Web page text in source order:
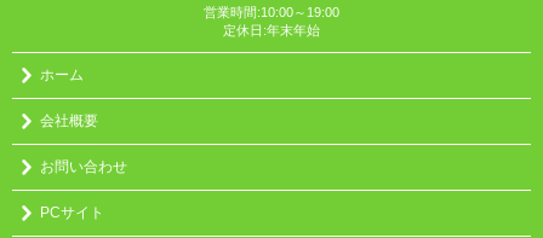
営業時間:10:00～19:00
定休日:年末年始
ホーム
会社概要
お問い合わせ
PCサイト